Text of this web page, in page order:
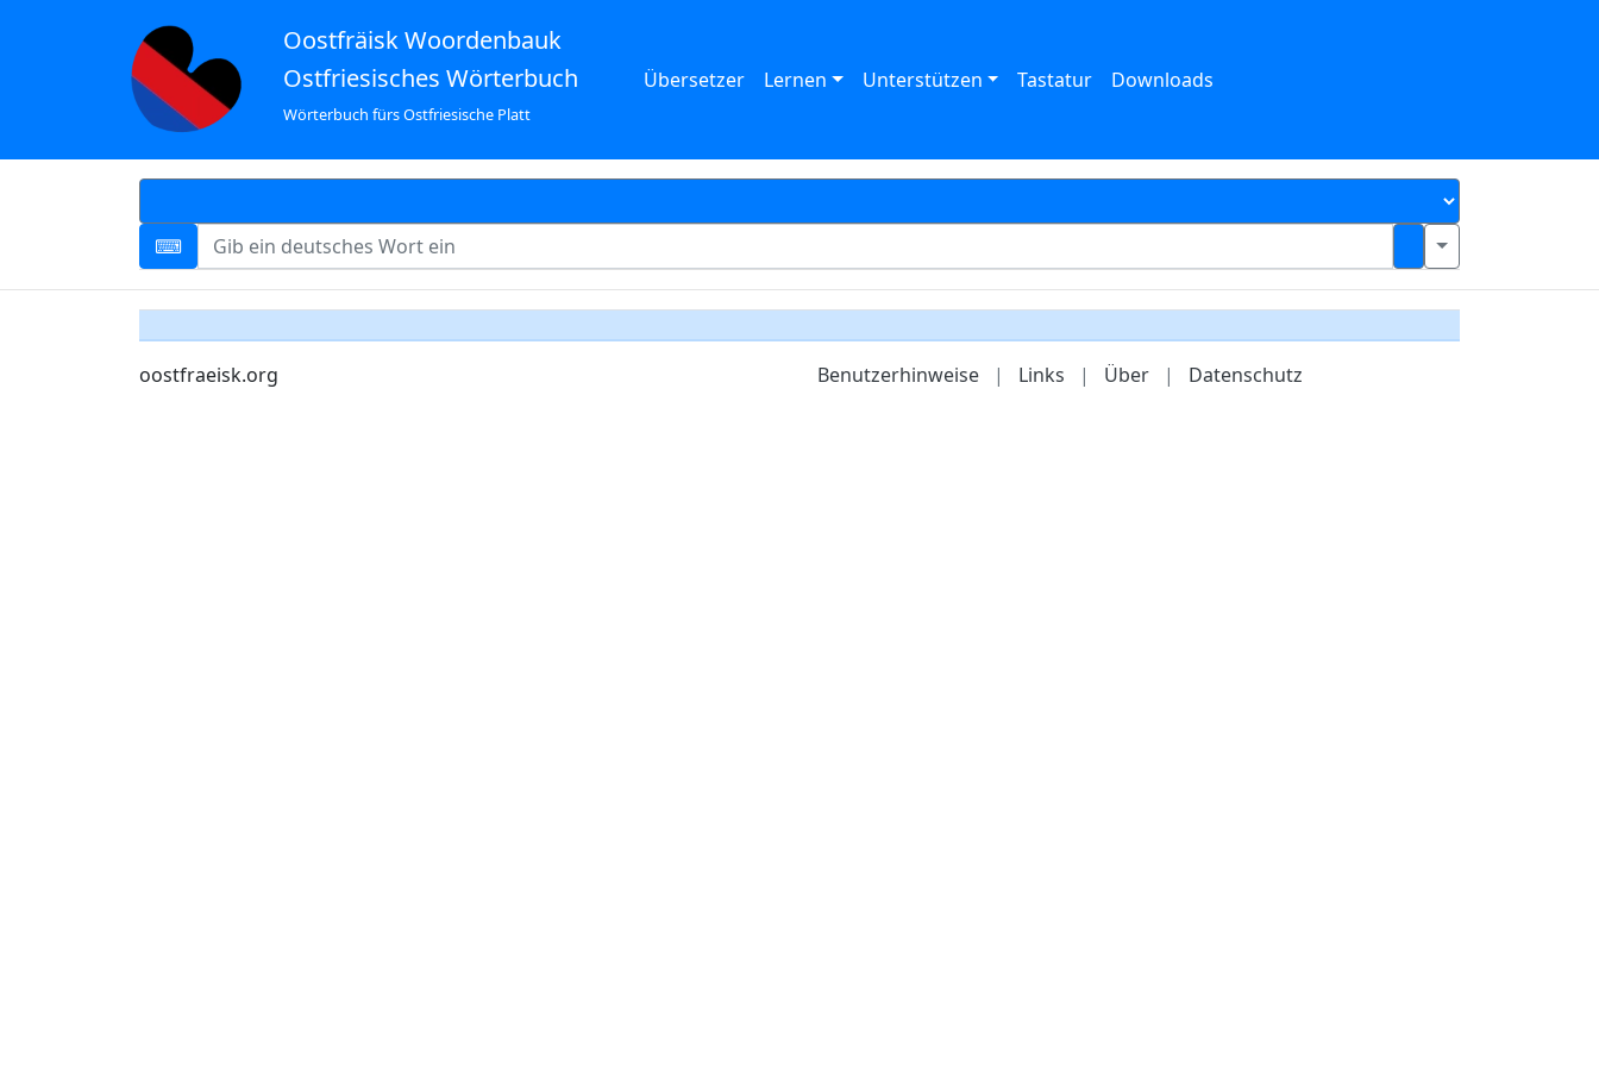
Oostfräisk Woordenbauk
Ostfriesisches Wörterbuch
Wörterbuch fürs Ostfriesische Platt
Übersetzer Lernen Unterstützen Tastatur Downloads
oostfraeisk.org Benutzerhinweise | Links | Über | Datenschutz